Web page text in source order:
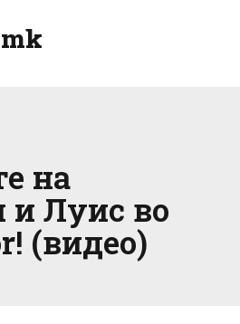
на
и Луис во
(видео)